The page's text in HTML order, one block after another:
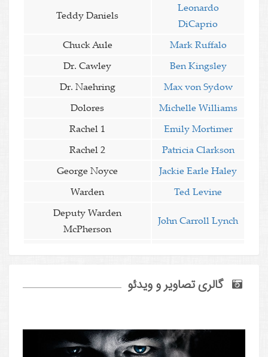
Leonardo
DiCaprio
Teddy Daniels
Mark Ruffalo
Chuck Aule
Ben Kingsley
Dr. Cawley
Max von Sydow
Dr. Naehring
Michelle Williams
Dolores
Emily Mortimer
Rachel 1
Patricia Clarkson
Rachel 2
Jackie Earle Haley
George Noyce
Ted Levine
Warden
John Carroll Lynch
Deputy Warden
McPherson
گالری تصاویر و ویدئو